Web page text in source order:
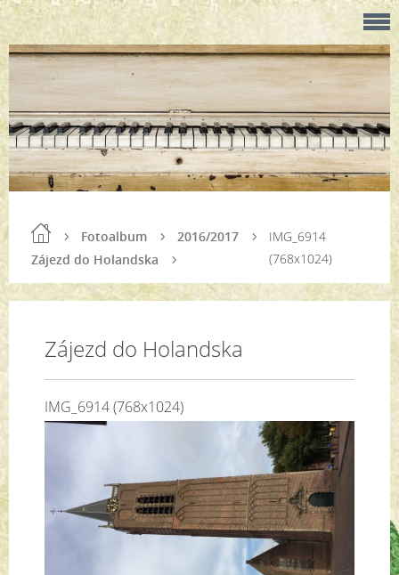
Fotoalbum
2016/2017
Zájezd do Holandska
IMG_6914
(768x1024)
Zájezd do Holandska
IMG_6914 (768x1024)